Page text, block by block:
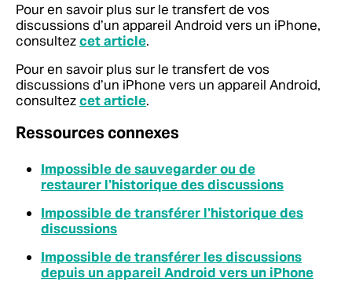
Pour en savoir plus sur le transfert de vos
discussions d’un appareil Android vers un iPhone,
consultezcet article.
Pour en savoir plus sur le transfert de vos
discussions d’un iPhone vers un appareil Android,
consultezcet article.
Ressources connexes
Impossible de sauvegarder ou de
restaurer l’historique des discussions
Impossible de transférer l’historique des
discussions
Impossible de transférer les discussions
depuis un appareil Android vers un iPhone